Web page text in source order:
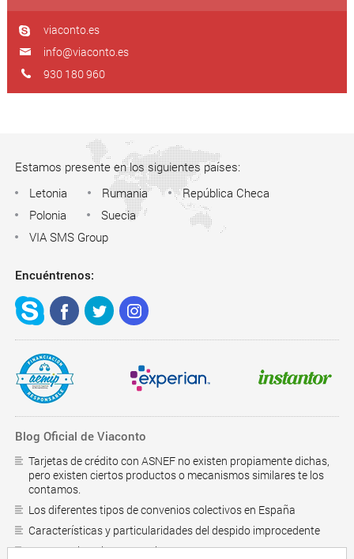
viaconto.es
info@viaconto.es
930 180 960
Estamos presente en los siguientes países:
Letonia
Rumania
República Checa
Polonia
Suecia
VIA SMS Group
Encuéntrenos:
Blog Oficial de Viaconto
Tarjetas de crédito con ASNEF no existen propiamente dichas,
pero existen ciertos productos o mecanismos similares te los
contamos.
Los diferentes tipos de convenios colectivos en España
Características y particularidades del despido improcedente
¿Como saber si estoy en el RAI?